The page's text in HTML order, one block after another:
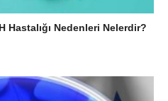
Hastalığı Nedenleri Nelerdir?